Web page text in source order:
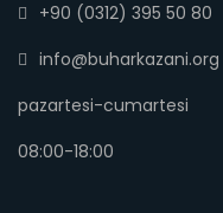
+90 (0312) 395 50 80
info@buharkazani.org
pazartesi-cumartesi
08:00-18:00